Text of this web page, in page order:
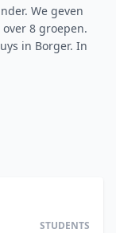
We geven
8 groepen.
in Borger. In
STUDENTS